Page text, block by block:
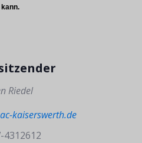
kann.
Riedel
kaiserswerth.de
4312612